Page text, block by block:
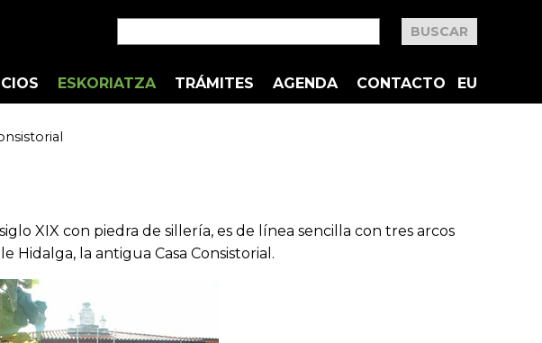
ESKORIATZA TRÁMITES AGENDA CONTACTO EU
XIX con piedra de sillería, es de línea sencilla con tres arcos
Hidalga, la antigua Casa Consistorial.